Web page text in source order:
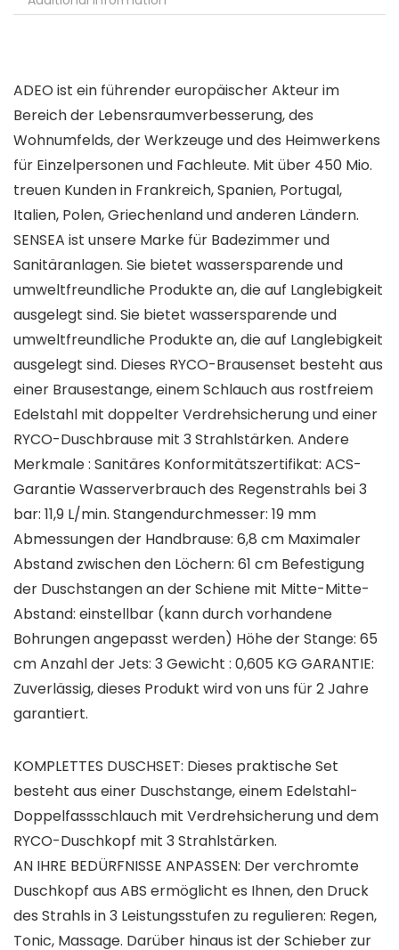
ADEO ist ein führender europäischer Akteur im
Bereich der Lebensraumverbesserung, des
Wohnumfelds, der Werkzeuge und des Heimwerkens
für Einzelpersonen und Fachleute. Mit über 450 Mio.
treuen Kunden in Frankreich, Spanien, Portugal,
Italien, Polen, Griechenland und anderen Ländern.
SENSEA ist unsere Marke für Badezimmer und
Sanitäranlagen. Sie bietet wassersparende und
umweltfreundliche Produkte an, die auf Langlebigkeit
ausgelegt sind. Sie bietet wassersparende und
umweltfreundliche Produkte an, die auf Langlebigkeit
ausgelegt sind. Dieses RYCO-Brausenset besteht aus
einer Brausestange, einem Schlauch aus rostfreiem
Edelstahl mit doppelter Verdrehsicherung und einer
RYCO-Duschbrause mit 3 Strahlstärken. Andere
Merkmale : Sanitäres Konformitätszertifikat: ACS-
Garantie Wasserverbrauch des Regenstrahls bei 3
bar: 11,9 L/min. Stangendurchmesser: 19 mm
Abmessungen der Handbrause: 6,8 cm Maximaler
Abstand zwischen den Löchern: 61 cm Befestigung
der Duschstangen an der Schiene mit Mitte-Mitte-
Abstand: einstellbar (kann durch vorhandene
Bohrungen angepasst werden) Höhe der Stange: 65
cm Anzahl der Jets: 3 Gewicht : 0,605 KG GARANTIE:
Zuverlässig, dieses Produkt wird von uns für 2 Jahre
garantiert.
KOMPLETTES DUSCHSET: Dieses praktische Set
besteht aus einer Duschstange, einem Edelstahl-
Doppelfassschlauch mit Verdrehsicherung und dem
RYCO-Duschkopf mit 3 Strahlstärken.
AN IHRE BEDÜRFNISSE ANPASSEN: Der verchromte
Duschkopf aus ABS ermöglicht es Ihnen, den Druck
des Strahls in 3 Leistungsstufen zu regulieren: Regen,
Tonic, Massage. Darüber hinaus ist der Schieber zur